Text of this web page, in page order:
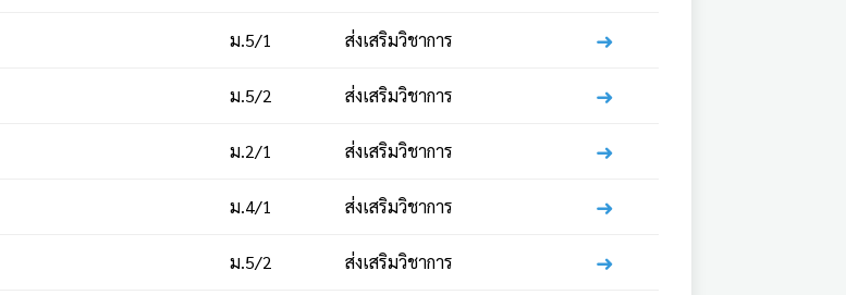
ม.5/1 ส่งเสริมวิชาการ ➜
ม.5/2 ส่งเสริมวิชาการ ➜
ม.2/1 ส่งเสริมวิชาการ ➜
ม.4/1 ส่งเสริมวิชาการ ➜
ม.5/2 ส่งเสริมวิชาการ ➜